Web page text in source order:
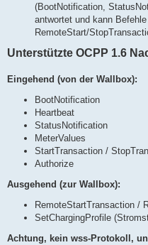
(BootNotification,
antwortet und kann
RemoteStart/
Unterstützte OCPP 1.6
Eingehend (von der Wallbox):
BootNotification
Heartbeat
StatusNotification
MeterValues
StartTransaction /
Authorize
Ausgehend (zur Wallbox):
RemoteStartTransaction /
SetChargingProfile
Achtung, kein wss-Protokoll,